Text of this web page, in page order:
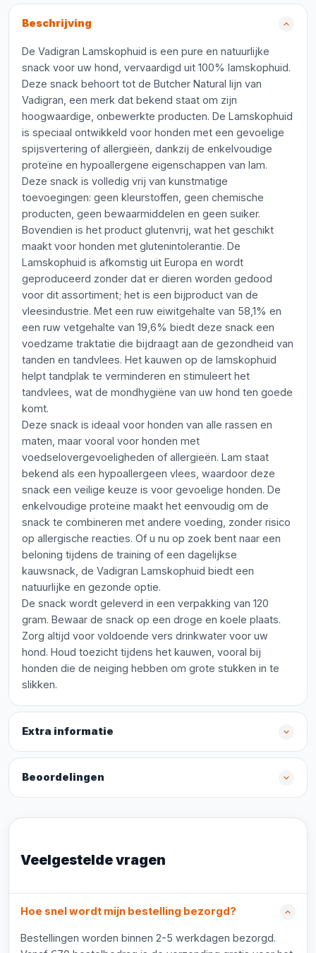
Beschrijving
De Vadigran Lamskophuid is een pure en natuurlijke
snack voor uw hond, vervaardigd uit 100% lamskophuid.
Deze snack behoort tot de Butcher Natural lijn van
Vadigran, een merk dat bekend staat om zijn
hoogwaardige, onbewerkte producten. De Lamskophuid
is speciaal ontwikkeld voor honden met een gevoelige
spijsvertering of allergieën, dankzij de enkelvoudige
proteïne en hypoallergene eigenschappen van lam.
Deze snack is volledig vrij van kunstmatige
toevoegingen: geen kleurstoffen, geen chemische
producten, geen bewaarmiddelen en geen suiker.
Bovendien is het product glutenvrij, wat het geschikt
maakt voor honden met glutenintolerantie. De
Lamskophuid is afkomstig uit Europa en wordt
geproduceerd zonder dat er dieren worden gedood
voor dit assortiment; het is een bijproduct van de
vleesindustrie. Met een ruw eiwitgehalte van 58,1% en
een ruw vetgehalte van 19,6% biedt deze snack een
voedzame traktatie die bijdraagt aan de gezondheid van
tanden en tandvlees. Het kauwen op de lamskophuid
helpt tandplak te verminderen en stimuleert het
tandvlees, wat de mondhygiëne van uw hond ten goede
komt.
Deze snack is ideaal voor honden van alle rassen en
maten, maar vooral voor honden met
voedselovergevoeligheden of allergieën. Lam staat
bekend als een hypoallergeen vlees, waardoor deze
snack een veilige keuze is voor gevoelige honden. De
enkelvoudige proteïne maakt het eenvoudig om de
snack te combineren met andere voeding, zonder risico
op allergische reacties. Of u nu op zoek bent naar een
beloning tijdens de training of een dagelijkse
kauwsnack, de Vadigran Lamskophuid biedt een
natuurlijke en gezonde optie.
De snack wordt geleverd in een verpakking van 120
gram. Bewaar de snack op een droge en koele plaats.
Zorg altijd voor voldoende vers drinkwater voor uw
hond. Houd toezicht tijdens het kauwen, vooral bij
honden die de neiging hebben om grote stukken in te
slikken.
Extra informatie
Beoordelingen
Veelgestelde vragen
Hoe snel wordt mijn bestelling bezorgd?
Bestellingen worden binnen 2-5 werkdagen bezorgd.